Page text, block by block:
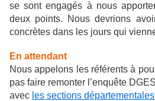
se sont engagés à nous
deux points. Nous devrions
concrètes dans les jours qui
En attendant
Nous appelons les référents à
pas faire remonter l’enquête
avec les sections